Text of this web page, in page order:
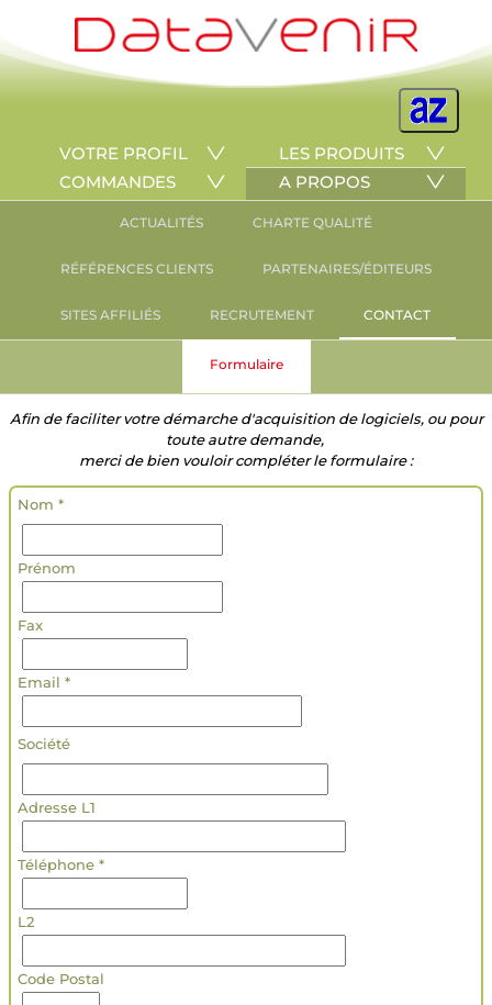
VOTRE PROFIL
LES PRODUITS
COMMANDES
A PROPOS
ACTUALITÉS CHARTE QUALITÉ
RÉFÉRENCES CLIENTS PARTENAIRES/ÉDITEURS
SITES AFFILIÉS RECRUTEMENT CONTACT
Formulaire
Afin de faciliter votre démarche d'acquisition de logiciels, ou pour
toute autre demande,
merci de bien vouloir compléter le formulaire :
Nom *
Prénom
Fax
Email *
Société
Adresse L1
Téléphone *
L2
Code Postal